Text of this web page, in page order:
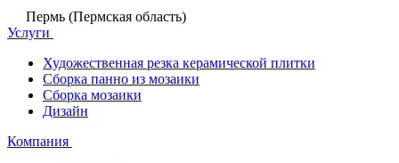
Пермь (Пермская область)
Услуги
Художественная резка керамической плитки
Сборка панно из мозаики
Сборка мозаики
Дизайн
Компания